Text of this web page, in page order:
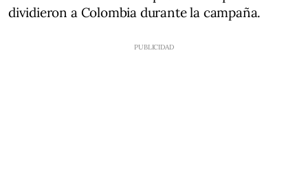
dividieron a Colombia durante la campaña.